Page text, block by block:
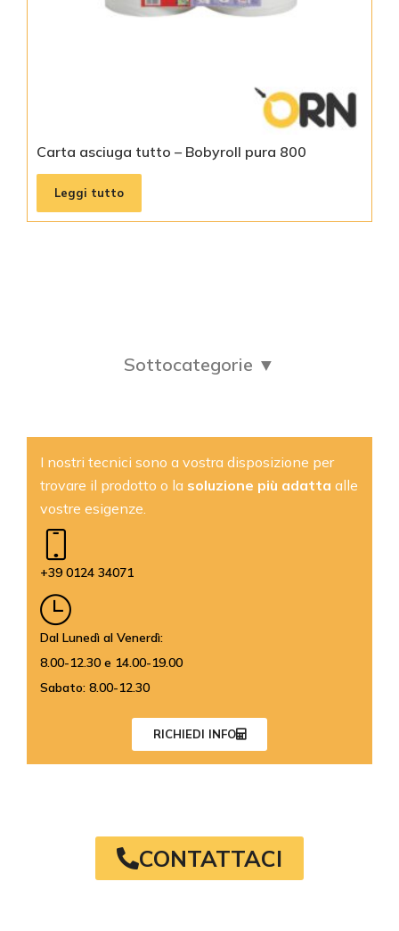
Carta asciuga tutto – Bobyroll pura 800
Leggi tutto
Sottocategorie ▼
I nostri tecnici sono a vostra disposizione per
trovare il prodotto o la soluzione più adatta alle
vostre esigenze.
+39 0124 34071
Dal Lunedì al Venerdì:
8.00-12.30 e 14.00-19.00
Sabato: 8.00-12.30
RICHIEDI INFO
CONTATTACI